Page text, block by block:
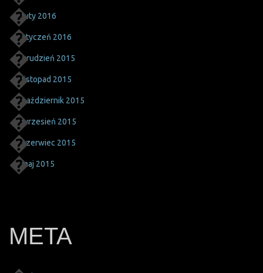
luty 2016
styczeń 2016
grudzień 2015
listopad 2015
październik 2015
wrzesień 2015
czerwiec 2015
maj 2015
META